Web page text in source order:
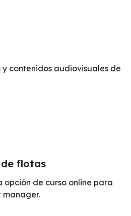
y contenidos audiovisuales de
flotas
opción de curso online para